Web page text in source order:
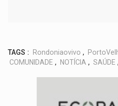
TAGS : Rondoniaovivo ,
COMUNIDADE , NOTÍCIA , SAÚDE ,